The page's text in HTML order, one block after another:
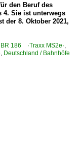
den Beruf des
4. Sie ist unterwegs
der 8. Oktober 2021,
186 ·Traxx MS2e·,
, Deutschland / Bahnhöfe